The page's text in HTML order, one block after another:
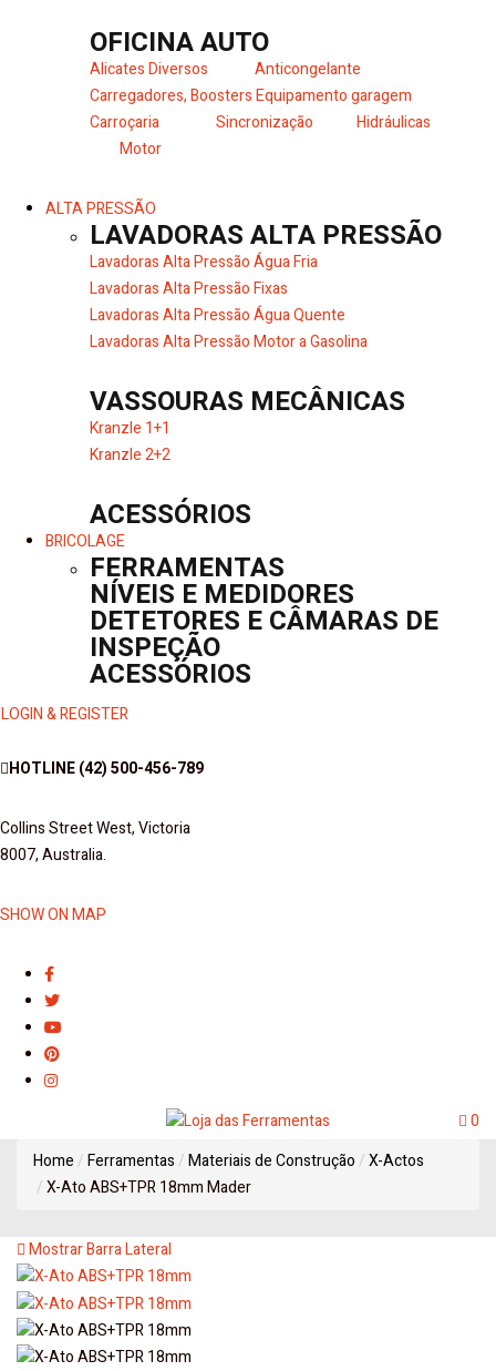
OFICINA AUTO
Alicates Diversos
Anticongelante
Carregadores, BoostersEquipamento garagem
Carroçaria
Sincronização
Hidráulicas
Motor
ALTA PRESSÃO
LAVADORAS ALTA PRESSÃO
Lavadoras Alta Pressão Água Fria
Lavadoras Alta Pressão Fixas
Lavadoras Alta Pressão Água Quente
Lavadoras Alta Pressão Motor a Gasolina
VASSOURAS MECÂNICAS
Kranzle 1+1
Kranzle 2+2
ACESSÓRIOS
BRICOLAGE
FERRAMENTAS
NÍVEIS E MEDIDORES
DETETORES E CÂMARAS DE
INSPEÇÃO
ACESSÓRIOS
LOGIN & REGISTER
HOTLINE(42) 500-456-789
Collins Street West, Victoria
8007, Australia.
SHOW ON MAP
0
Home
Ferramentas Materiais de Construção
X-Actos
X-Ato ABS+TPR 18mm Mader
Mostrar Barra Lateral